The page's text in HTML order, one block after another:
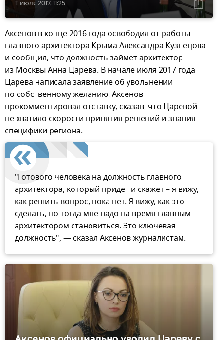
11 июля 2017, 11:25
Аксенов в конце 2016 года освободил от работы
главного архитектора Крыма Александра Кузнецова
и сообщил, что должность займет архитектор
из Москвы Анна Царева. В начале июля 2017 года
Царева написала заявление об увольнении
по собственному желанию. Аксенов
прокомментировал отставку, сказав, что Царевой
не хватило скорости принятия решений и знания
специфики региона.
"Готового человека на должность главного
архитектора, который придет и скажет – я вижу,
как решить вопрос, пока нет. Я вижу, как это
сделать, но тогда мне надо на время главным
архитектором становиться. Это ключевая
должность", — сказал Аксенов журналистам.